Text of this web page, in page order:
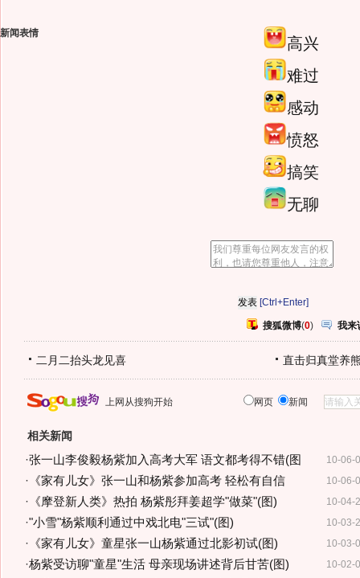
新闻表情
高兴
难过
感动
愤怒
搞笑
无聊
[Ctrl+Enter]
搜狐微博(0) 我来
二月二抬头龙见喜 直击归真堂养
上网从搜狗开始 网页 新闻
相关新闻
10-06-
·张一山李俊毅杨紫加入高考大军 语文都考得不错(图
10-06-
· 《家有儿女》张一山和杨紫参加高考 轻松有自信
10-04-
· 《摩登新人类》热拍 杨紫彤拜姜超学"做菜"(图)
10-03-
·"小雪"杨紫顺利通过中戏北电"三试"(图)
10-03-
· 《家有儿女》童星张一山杨紫通过北影初试(图)
10-02-
·杨紫受访聊"童星"生活 母亲现场讲述背后甘苦(图)